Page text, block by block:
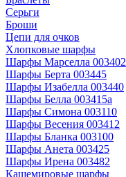
Серьги
Броши
Цепи для очков
Хлопковые шарфы
Шарфы Марселла 003402
Шарфы Берта 003445
Шарфы Изабелла 003440
Шарфы Белла 003415a
Шарфы Симона 003110
Шарфы Весения 003412
Шарфы Бланка 003100
Шарфы Анета 003425
Шарфы Ирена 003482
Кашемировые шарфы